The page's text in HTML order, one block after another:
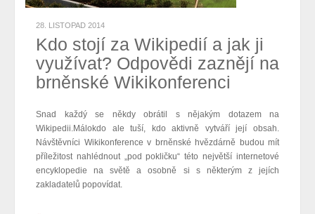
28. LISTOPAD 2014
Kdo stojí za Wikipedií a jak ji
využívat? Odpovědi zaznějí na
brněnské Wikikonferenci
Snad každý se někdy obrátil s nějakým dotazem na
Wikipedii.Málokdo ale tuší, kdo aktivně vytváří její obsah.
Návštěvníci Wikikonference v brněnské hvězdárně budou mít
příležitost nahlédnout „pod pokličku“ této největší internetové
encyklopedie na světě aosobně si s některým z jejích
zakladatelů popovídat.